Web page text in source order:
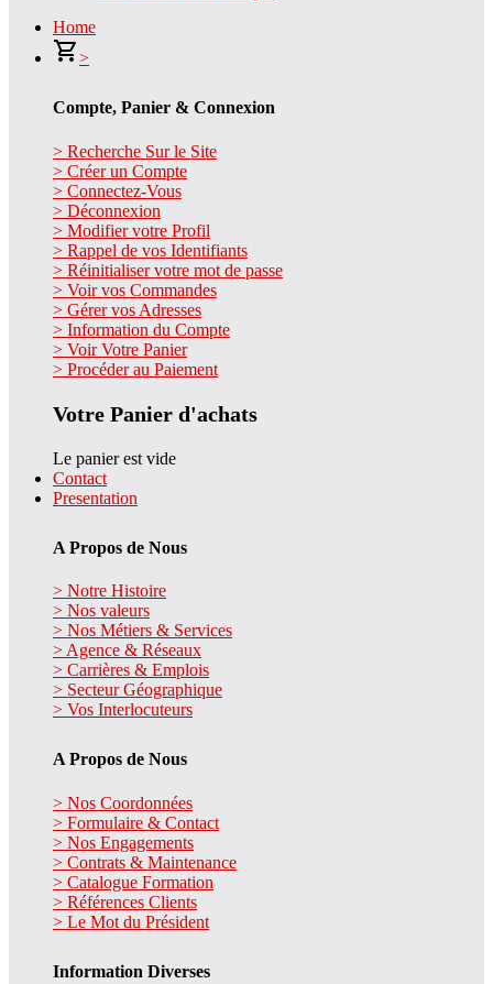
Home
>
Compte, Panier & Connexion
> Recherche Sur le Site
> Créer un Compte
> Connectez-Vous
> Déconnexion
> Modifier votre Profil
> Rappel de vos Identifiants
> Réinitialiser votre mot de passe
> Voir vos Commandes
> Gérer vos Adresses
> Information du Compte
> Voir Votre Panier
> Procéder au Paiement
Votre Panier d'achats
Le panier est vide
Contact
Presentation
A Propos de Nous
> Notre Histoire
> Nos valeurs
> Nos Métiers & Services
> Agence & Réseaux
> Carrières & Emplois
> Secteur Géographique
> Vos Interlocuteurs
A Propos de Nous
> Nos Coordonnées
> Formulaire & Contact
> Nos Engagements
> Contrats & Maintenance
> Catalogue Formation
> Références Clients
> Le Mot du Président
Information Diverses